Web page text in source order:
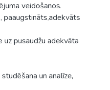
veidošanos.
paaugstināts,adekvāts
pusaudžu adekvāta
un analīze,